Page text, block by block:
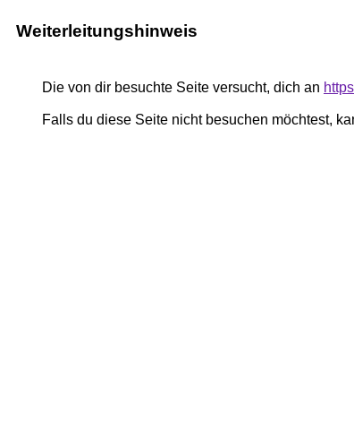
Weiterleitungshinweis
Die von dir besuchte Seite versucht, dich an
Falls du diese Seite nicht besuchen möchtest,